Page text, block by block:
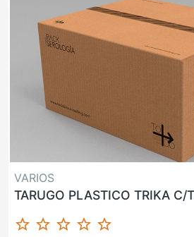
VARIOS
TARUGO PLASTICO TRIKA C/
star_border star_border star_border star_border star_border